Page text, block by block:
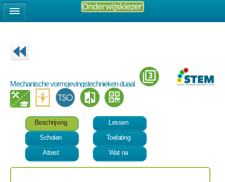
Mechanische vormgevingstechnieken duaal
Beschrijving
Lessen
Scholen
Toelating
Attest
Wat na